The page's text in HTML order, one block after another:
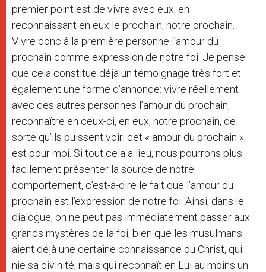
premier point est de vivre avec eux, en
reconnaissant en eux le prochain, notre prochain.
Vivre donc à la première personne l’amour du
prochain comme expression de notre foi. Je pense
que cela constitue déjà un témoignage très fort et
également une forme d’annonce: vivre réellement
avec ces autres personnes l’amour du prochain,
reconnaître en ceux-ci, en eux, notre prochain, de
sorte qu’ils puissent voir: cet « amour du prochain »
est pour moi. Si tout cela a lieu, nous pourrons plus
facilement présenter la source de notre
comportement, c’est-à-dire le fait que l’amour du
prochain est l’expression de notre foi. Ainsi, dans le
dialogue, on ne peut pas immédiatement passer aux
grands mystères de la foi, bien que les musulmans
aient déjà une certaine connaissance du Christ, qui
nie sa divinité, mais qui reconnaît en Lui au moins un